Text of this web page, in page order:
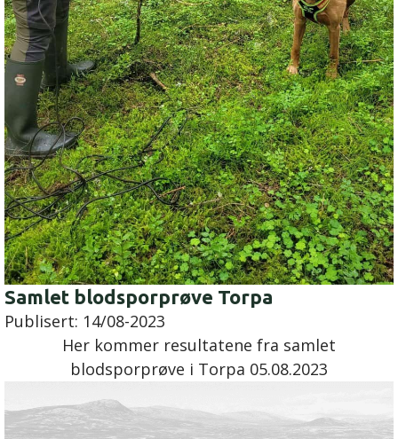
Samlet blodsporprøve Torpa
Publisert: 14/08-2023
Her kommer resultatene fra samlet
blodsporprøve i Torpa 05.08.2023